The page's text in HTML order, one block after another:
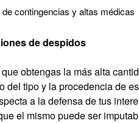
contingencias y altas médicas
de despidos
obtengas la más alta
del tipo y la procedencia de
a la defensa de tus
el mismo puede ser